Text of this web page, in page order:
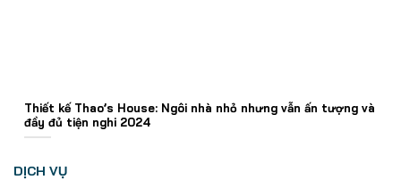
Thiết kế Thao’s House: Ngôi nhà nhỏ nhưng vẫn ấn tượng và
đầy đủ tiện nghi 2024
DỊCH VỤ